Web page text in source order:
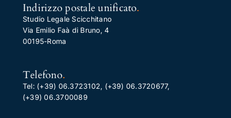
Indirizzo postale unificato.
Studio Legale Scicchitano
Via Emilio Faà di Bruno, 4
00195-Roma
Telefono.
Tel: (+39) 06.3723102, (+39) 06.3720677,
(+39) 06.3700089